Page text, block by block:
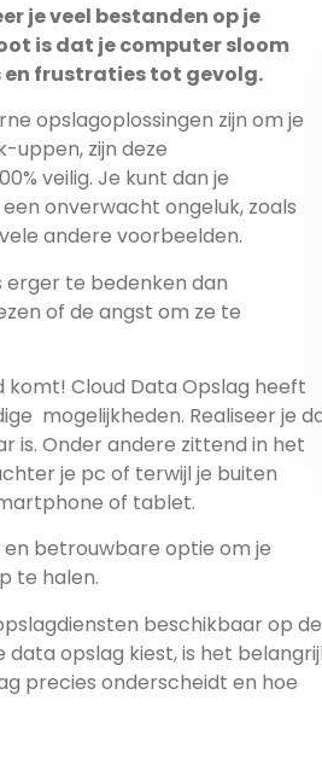
je veel bestanden op je
sloom
frustraties tot gevolg.
opslagoplossingen zijn om je
uppen, zijn deze
veilig. Je kunt dan je
onverwacht ongeluk, zoals
andere voorbeelden.
erger te bedenken dan
of de angst om ze te
komt! Cloud Data Opslag heeft
dat
is. Onder andere zittend in het
of tablet.
betrouwbare optie om je
te halen.
beschikbaar op de
kiest, is het belangrijk